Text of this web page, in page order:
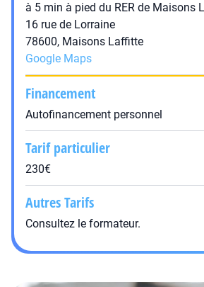
à 5 min à pied du RER de Maisons
16 rue de Lorraine
78600, Maisons Laffitte
Google Maps
Financement
Autofinancement personnel
Tarif particulier
230€
Autres Tarifs
Consultez le formateur.